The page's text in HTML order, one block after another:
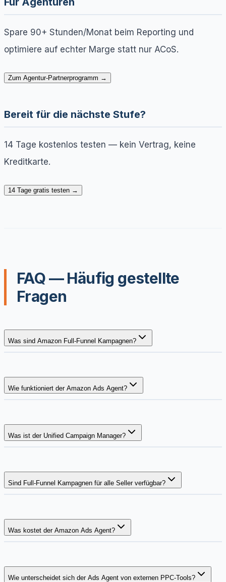
Spare 90+ Stunden/Monat beim Reporting und
optimiere auf echter Marge statt nur ACoS.
Zum Agentur-Partnerprogramm →
Bereit für die nächste Stufe?
14 Tage kostenlos testen — kein Vertrag, keine
Kreditkarte.
14 Tage gratis testen →
FAQ — Häufig gestellte
Fragen
Was sind Amazon Full-Funnel Kampagnen?
Wie funktioniert der Amazon Ads Agent?
Was ist der Unified Campaign Manager?
Sind Full-Funnel Kampagnen für alle Seller verfügbar?
Was kostet der Amazon Ads Agent?
Wie unterscheidet sich der Ads Agent von externen PPC-Tools?